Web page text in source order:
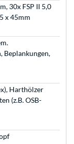
30x FSP II 5,0
x 45mm
Beplankungen,
Harthölzer
(z.B. OSB-